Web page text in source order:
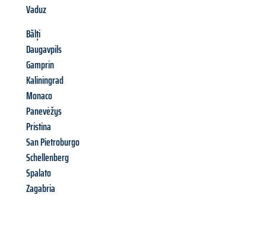
Vaduz
Bălți
Daugavpils
Gamprin
Kaliningrad
Monaco
Panevėžys
Pristina
San Pietroburgo
Schellenberg
Spalato
Zagabria